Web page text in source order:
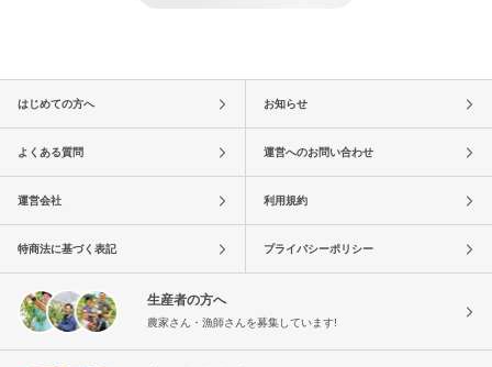
はじめての方へ お知らせ
よくある質問 運営へのお問い合わせ
運営会社 利用規約
特商法に基づく表記 プライバシーポリシー
生産者の方へ
農家さん・漁師さんを募集しています!